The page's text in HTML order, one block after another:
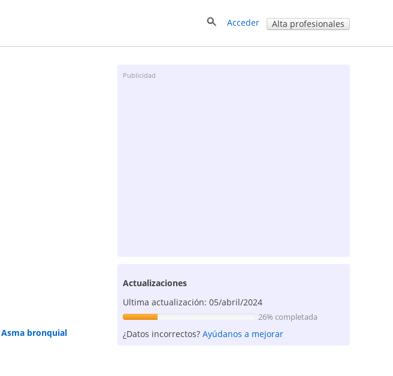
Acceder Alta profesionales
Asma bronquial
Publicidad
Actualizaciones
Ultima actualización: 05/abril/2024
26% completada
¿Datos incorrectos?Ayúdanos a mejorar